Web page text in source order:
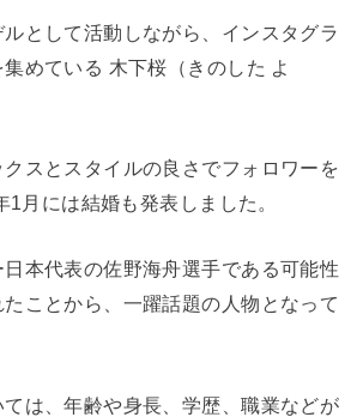
として活動しながら、インスタグラ
めている 木下桜（きのした よ
スとスタイルの良さでフォロワーを
月には結婚も発表しました。
本代表の佐野海舟選手である可能性
ことから、一躍話題の人物となって
ては、年齢や身長、学歴、職業などが